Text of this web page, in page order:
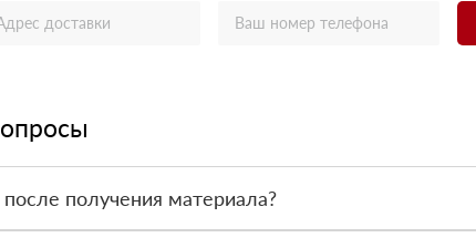
получения материала?